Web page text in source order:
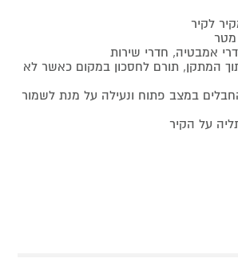
אמבטיה, חדרי שירות
המתקן, תורם לחסכון במקום כאשר לא
במצב פתוח ונעילה על מנת לשמור
על הקיר